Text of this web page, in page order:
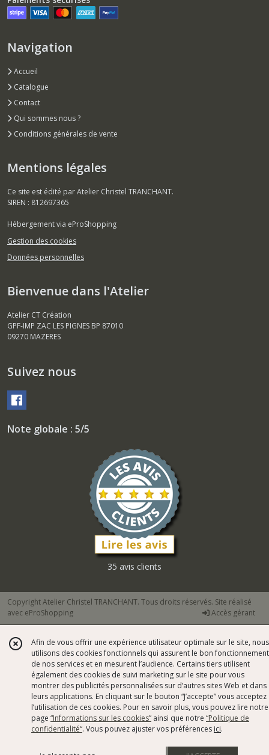
Navigation
Accueil
Catalogue
Contact
Qui sommes nous ?
Conditions générales de vente
Mentions légales
Ce site est édité par Atelier Christel TRANCHANT.
SIREN : 812697365
Hébergement via eProShopping
Gestion des cookies
Données personnelles
Bienvenue dans l'Atelier
Atelier CT Création
GPF-IMP ZAC LES PIGNES BP 87010
09270 MAZERES
Suivez nous
Note globale : 5/5
35 avis clients
Copyright Atelier Christel TRANCHANT. Tous droits réservés. Site réalisé
avec eProShopping Accès gérant
Afin de vous offrir une expérience utilisateur optimale sur le site, nous
utilisons des cookies fonctionnels qui assurent le bon fonctionnement
de nos services et en mesurent l’audience. Certains tiers utilisent
également des cookies de suivi marketing sur le site pour vous
montrer des publicités personnalisées sur d’autres sites Web et dans
leurs applications. En cliquant sur le bouton “J’accepte” vous acceptez
l’utilisation de ces cookies. Pour en savoir plus, vous pouvez lire notre
page “Informations sur les cookies” ainsi que notre “Politique de
confidentialité“. Vous pouvez ajuster vos préférences ici.